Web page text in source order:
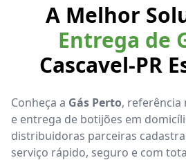
A Melhor
Entrega de
Cascavel-PR
Conheça a Gás Perto, referência
e entrega de botijões em
distribuidoras parceiras
serviço rápido, seguro e com